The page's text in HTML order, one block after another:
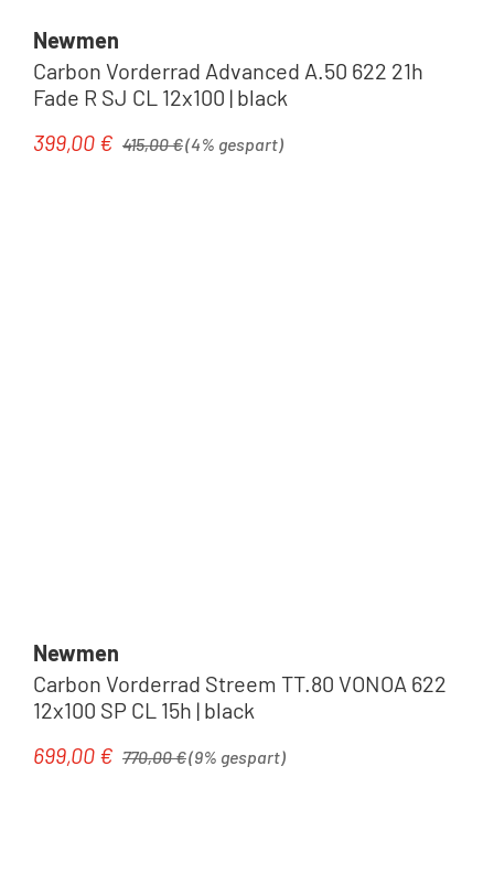
Newmen
Carbon Vorderrad Advanced A.50 622 21h
Fade R SJ CL 12x100 | black
Verkaufspreis:
399,00 € Regulärer Preis:
415,00 €(4% gespart)
Newmen
Carbon Vorderrad Streem TT.80 VONOA 622
12x100 SP CL 15h | black
Verkaufspreis:
699,00 € 770,00 €(9% gespart)